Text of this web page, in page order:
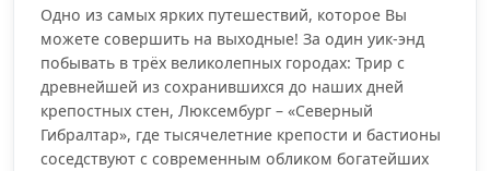
Одно из самых ярких путешествий, которое Вы
можете совершить на выходные! За один уик-энд
побывать в трёх великолепных городах: Трир с
древнейшей из сохранившихся до наших дней
крепостных стен, Люксембург – «Северный
Гибралтар», где тысячелетние крепости и бастионы
соседствуют с современным обликом богатейших